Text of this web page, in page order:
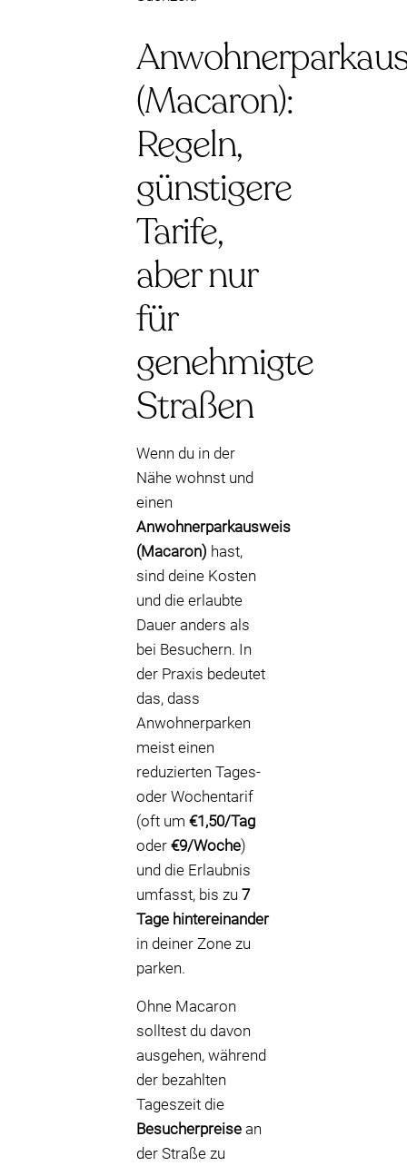
(Macaron):
Regeln,
günstigere
Tarife,
aber nur
für
genehmigte
Straßen
Wenn du in der
Nähe wohnst und
einen
Anwohnerparkausweis
(Macaron) hast,
sind deine Kosten
und die erlaubte
Dauer anders als
bei Besuchern. In
der Praxis bedeutet
das, dass
Anwohnerparken
meist einen
reduzierten Tages-
oder Wochentarif
(oft um €1,50/Tag
oder €9/Woche)
und die Erlaubnis
umfasst, bis zu 7
Tage hintereinander
in deiner Zone zu
parken.
Ohne Macaron
solltest du davon
ausgehen, während
der bezahlten
Tageszeit die
Besucherpreise an
der Straße zu